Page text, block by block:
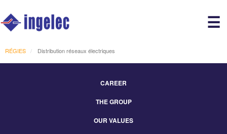
☰
RÉGIES Distribution réseaux électriques
CAREER
THE GROUP
OUR VALUES